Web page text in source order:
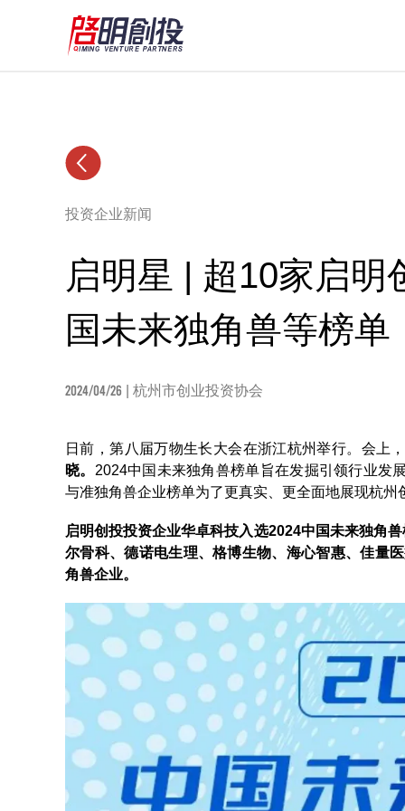
投资企业新闻
启明星 | 超10家启
国未来独角兽等榜单
2024/04/26 | 杭州市创业投资协会
日前，第八届万物生长大会在浙江杭州举行。会上，
晓。 2024中国未来独角兽榜单旨在发掘引领行业发
与准独角兽企业榜单为了更真实、更全面地展现杭州
启明创投投资企业华卓科技入选2024中国未来独角兽
尔骨科、德诺电生理、格博生物、海心智惠、佳量
角兽企业。